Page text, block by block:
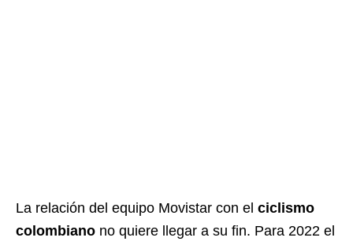
La relación del equipo Movistar con el ciclismo
colombiano no quiere llegar a su fin. Para 2022 el